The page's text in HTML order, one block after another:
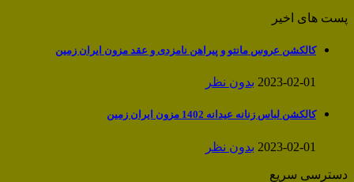
پست های اخیر
کالکشن عروس مانتو و پیراهن نامزدی و عقد مزون ایران زمین
2023-02-01 بدون نظر
کالکشن لباس زنانه عیدانه 1402 مزون ایران زمین
2023-02-01 بدون نظر
دسترسی سریع